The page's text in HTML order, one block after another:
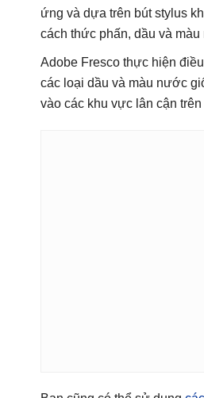
ứng và dựa trên bút stylus
cách thức phấn, dầu và
Adobe Fresco thực hiện
các loại dầu và màu nước
vào các khu vực lân cận trên